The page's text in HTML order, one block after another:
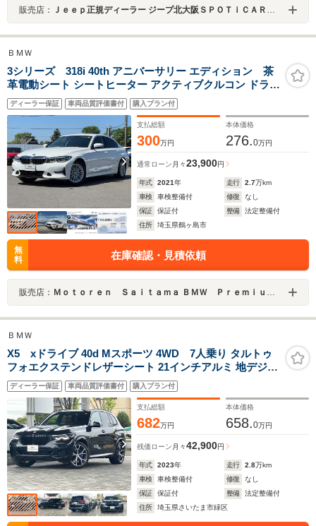
販売店： Ｊｅｅｐ正規ディーラー ジープ北大阪ＳＰＯＴｉＣＡＲセンター
ＢＭＷ
3シリーズ 318i 40th アニバーサリー エディション 茶
革電動シート シートヒーター アクティブクルコン ドライ
ビングアシスト 17インチAW 電動トランク タッチパネル
ナビ 社外フルセグTV リヤカメラ ワイヤレスチャージ
Bluetooth ETC ウッドパネル 1オーナ 禁煙車
ディーラー保証 車両品質評価書付 購入プラン付
支払総額
300万円
本体価格
276.0万円
通常ローン 月々23,900円
年式 2021年 走行 2.7万km
車検
車検整備付 修復
なし
保証
保証付 整備
法定整備付
住所
埼玉県鶴ヶ島市
無
料
在庫確認・見積依頼
販売店： Ｍｏｔｏｒｅｎ Ｓａｉｔａｍａ ＢＭＷ Ｐｒｅｍｉｕｍ Ｓｅｌｅｃｔｉｏｎ 鶴ヶ島
ＢＭＷ
X5 xドライブ 40d Mスポーツ 4WD 7人乗り タルトゥ
フォエクステンドレザーシート 21インチアルミ 地デジ付
タッチパネル式HDDナビ エアサス M社創立50周年記念エ
ンブレム Mスポーツブレーキ
ディーラー保証 車両品質評価書付 購入プラン付
支払総額
682万円
本体価格
658.0万円
残価ローン 月々42,900円
年式 2023年 走行 2.8万km
車検
車検整備付 修復
なし
保証
保証付 整備
法定整備付
住所
埼玉県さいたま市緑区